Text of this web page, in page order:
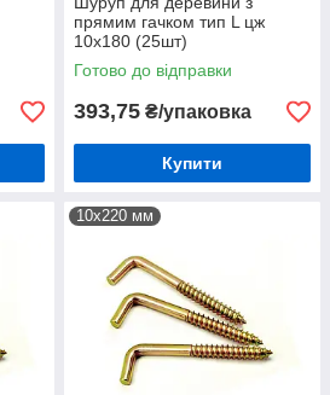
прямим гачком тип L цж
10х180 (25шт)
Готово до відправки
393,75 ₴/упаковка
Купити
10х220 мм